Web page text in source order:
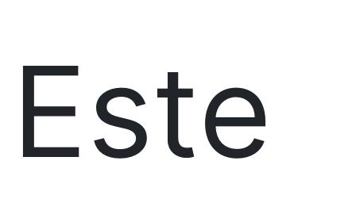
Este